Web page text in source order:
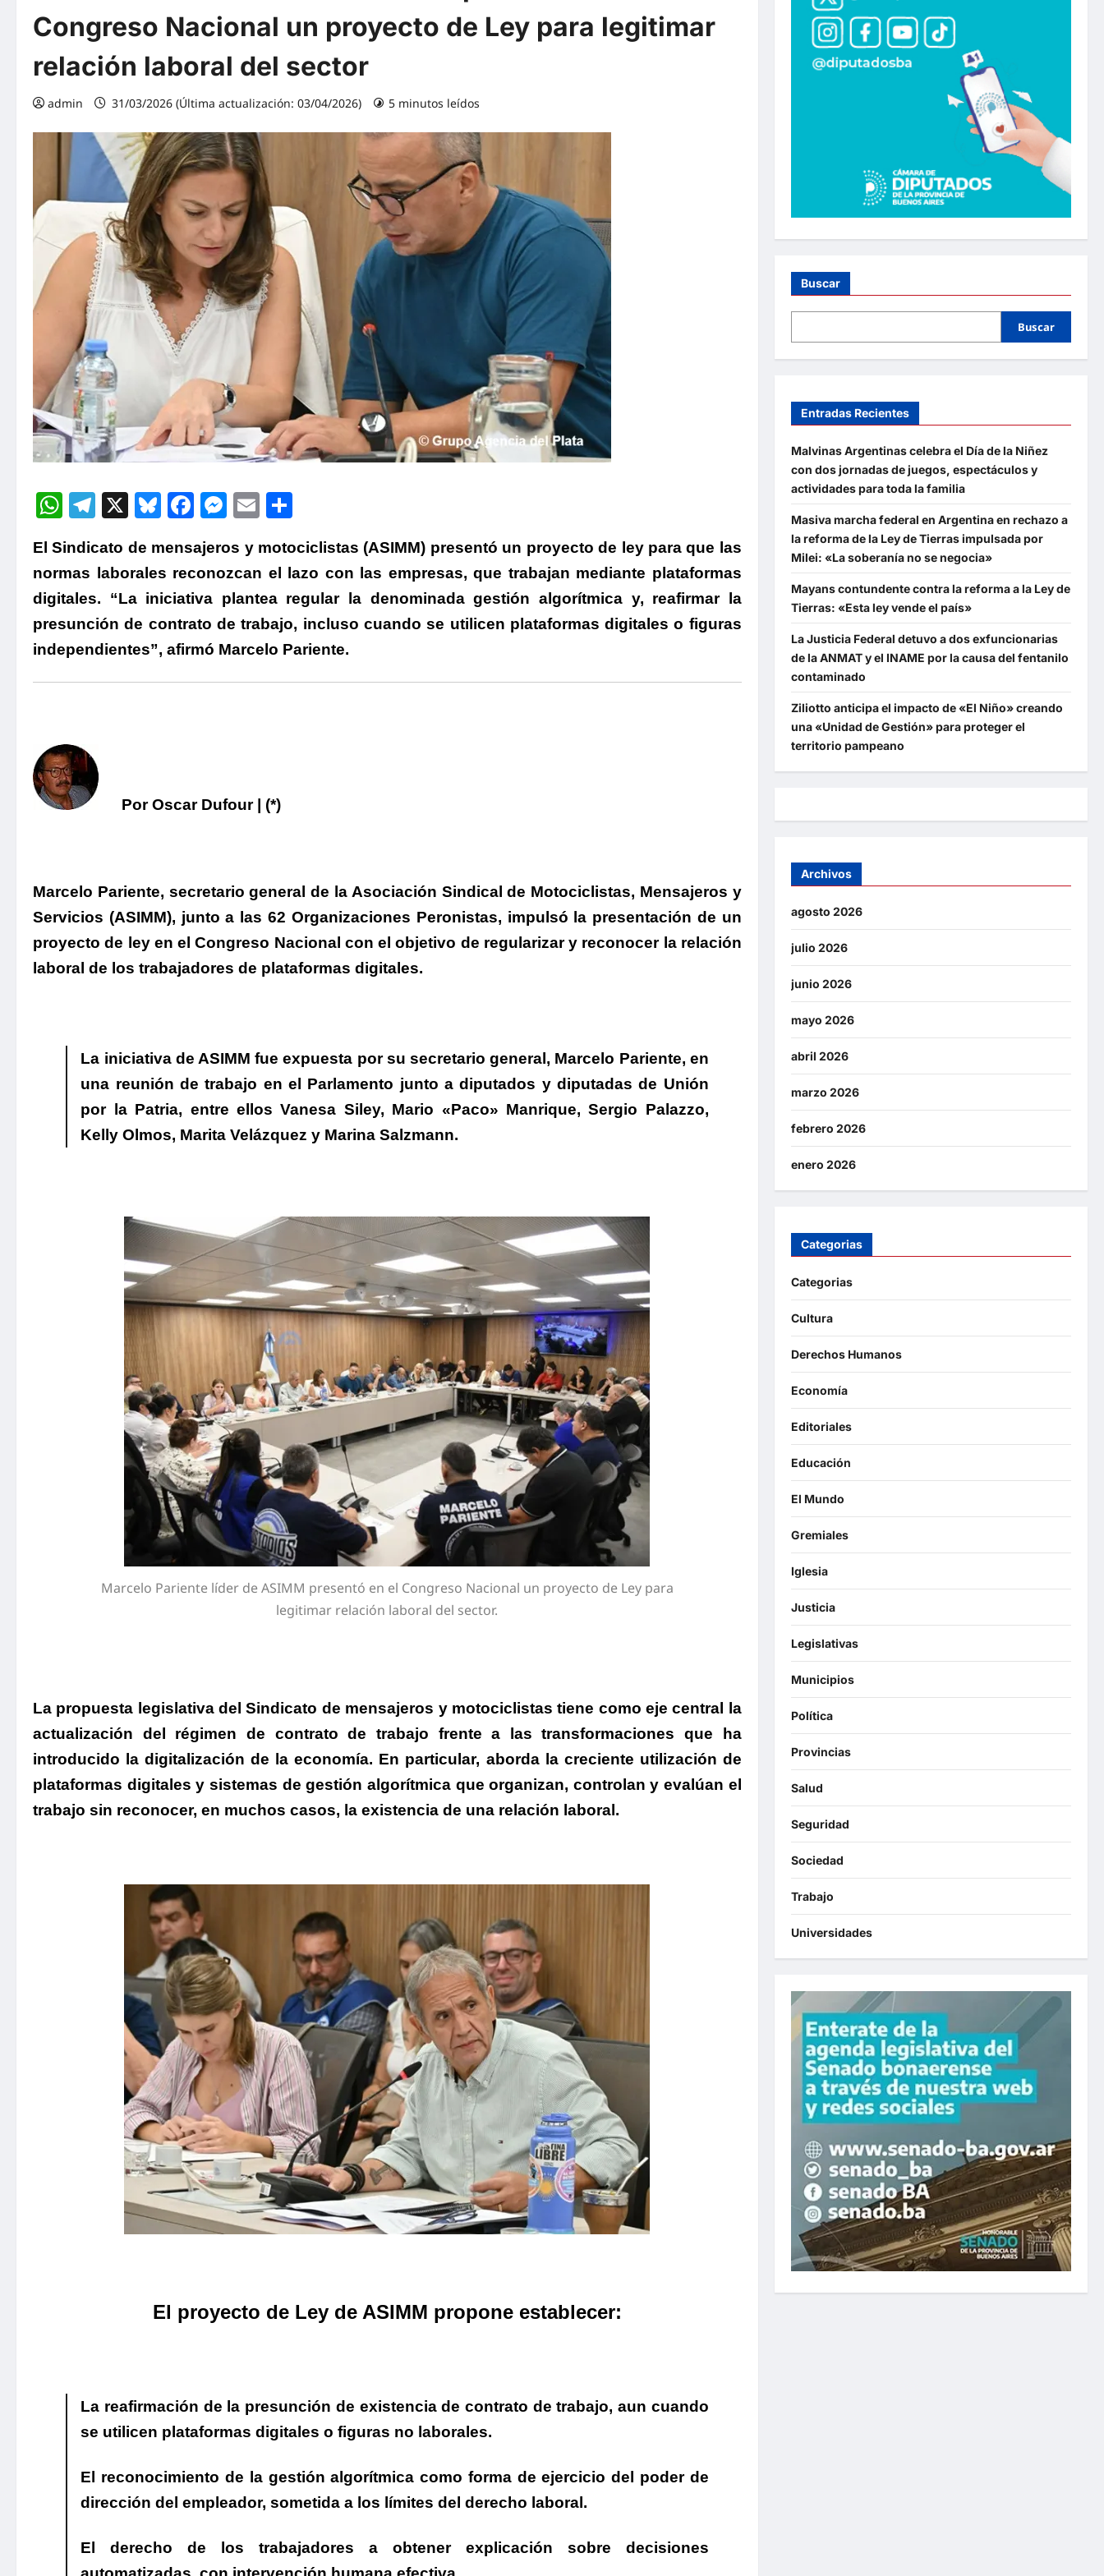
Congreso Nacional un proyecto de Ley para legitimar
relación laboral del sector
admin 31/03/2026 (Última actualización: 03/04/2026) 5 minutos leídos
WhatsApp
Telegram
X Bluesky
Facebook
Messenger
Email
El Sindicato de mensajeros y motociclistas (ASIMM) presentó un proyecto de ley para que las
normas laborales reconozcan el lazo con las empresas, que trabajan mediante plataformas
digitales. “La iniciativa plantea regular la denominada gestión algorítmica y, reafirmar la
presunción de contrato de trabajo, incluso cuando se utilicen plataformas digitales o figuras
independientes”, afirmó Marcelo Pariente.
Por Oscar Dufour | (*)
Marcelo Pariente, secretario general de la Asociación Sindical de Motociclistas, Mensajeros y
Servicios (ASIMM), junto a las 62 Organizaciones Peronistas, impulsó la presentación de un
proyecto de ley en el Congreso Nacional con el objetivo de regularizar y reconocer la relación
laboral de los trabajadores de plataformas digitales.
La iniciativa de ASIMM fue expuesta por su secretario general, Marcelo Pariente, en
una reunión de trabajo en el Parlamento junto a diputados y diputadas de Unión
por la Patria, entre ellos Vanesa Siley, Mario «Paco» Manrique, Sergio Palazzo,
Kelly Olmos, Marita Velázquez y Marina Salzmann.
Marcelo Pariente líder de ASIMM presentó en el Congreso Nacional un proyecto de Ley para
legitimar relación laboral del sector.
La propuesta legislativa del Sindicato de mensajeros y motociclistas tiene como eje central la
actualización del régimen de contrato de trabajo frente a las transformaciones que ha
introducido la digitalización de la economía. En particular, aborda la creciente utilización de
plataformas digitales y sistemas de gestión algorítmica que organizan, controlan y evalúan el
trabajo sin reconocer, en muchos casos, la existencia de una relación laboral.
El proyecto de Ley de ASIMM propone establecer:
La reafirmación de la presunción de existencia de contrato de trabajo, aun cuando
se utilicen plataformas digitales o figuras no laborales.
El reconocimiento de la gestión algorítmica como forma de ejercicio del poder de
dirección del empleador, sometida a los límites del derecho laboral.
El derecho de los trabajadores a obtener explicación sobre decisiones
Buscar
Buscar
Entradas Recientes
Malvinas Argentinas celebra el Día de la Niñez
con dos jornadas de juegos, espectáculos y
actividades para toda la familia
Masiva marcha federal en Argentina en rechazo a
la reforma de la Ley de Tierras impulsada por
Milei: «La soberanía no se negocia»
Mayans contundente contra la reforma a la Ley de
Tierras: «Esta ley vende el país»
La Justicia Federal detuvo a dos exfuncionarias
de la ANMAT y el INAME por la causa del fentanilo
contaminado
Ziliotto anticipa el impacto de «El Niño» creando
una «Unidad de Gestión» para proteger el
territorio pampeano
Archivos
agosto 2026
julio 2026
junio 2026
mayo 2026
abril 2026
marzo 2026
febrero 2026
enero 2026
Categorias
Categorias
Cultura
Derechos Humanos
Economía
Editoriales
Educación
El Mundo
Gremiales
Iglesia
Justicia
Legislativas
Municipios
Política
Provincias
Salud
Seguridad
Sociedad
Trabajo
Universidades